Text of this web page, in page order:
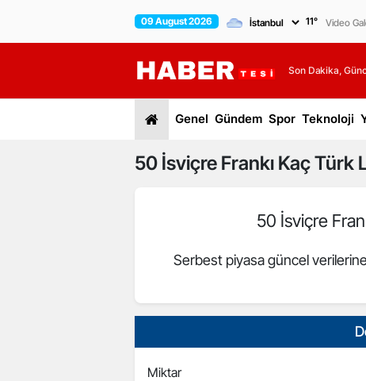
09 August 2026 11° Video
Son Dakika,
Genel Gündem Spor Teknoloji
50 İsviçre Frankı Kaç Türk
50 İsviçre
Serbest piyasa güncel
Miktar